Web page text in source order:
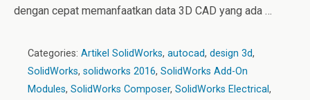
dengan cepat memanfaatkan data 3D CAD yang ada …
Categories: Artikel SolidWorks, autocad, design 3d,
SolidWorks, solidworks 2016, SolidWorks Add-On
Modules, SolidWorks Composer, SolidWorks Electrical,